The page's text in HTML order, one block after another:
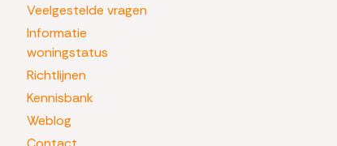
Veelgestelde vragen
Informatie
woningstatus
Richtlijnen
Kennisbank
Weblog